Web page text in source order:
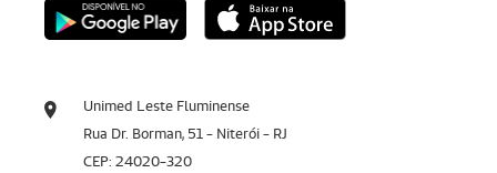
Unimed Leste Fluminense
Rua Dr. Borman, 51 - Niterói - RJ
CEP: 24020-320